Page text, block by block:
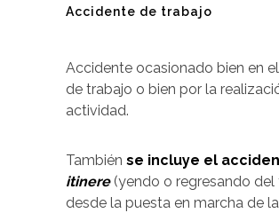
Accidente de trabajo
Accidente ocasionado bien en
de trabajo o bien por la
actividad.
También se incluye el
itinere(yendo o regresando del
desde la puesta en marcha de la